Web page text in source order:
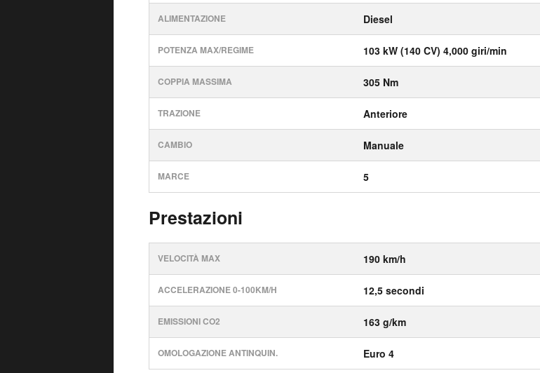
ALIMENTAZIONE Diesel
POTENZA MAX/REGIME 103 kW (140 CV) 4,000 giri/min
COPPIA MASSIMA 305 Nm
TRAZIONE Anteriore
CAMBIO Manuale
MARCE 5
Prestazioni
VELOCITÀ MAX 190 km/h
ACCELERAZIONE 0-100KM/H 12,5 secondi
EMISSIONI CO2 163 g/km
OMOLOGAZIONE ANTINQUIN. Euro 4